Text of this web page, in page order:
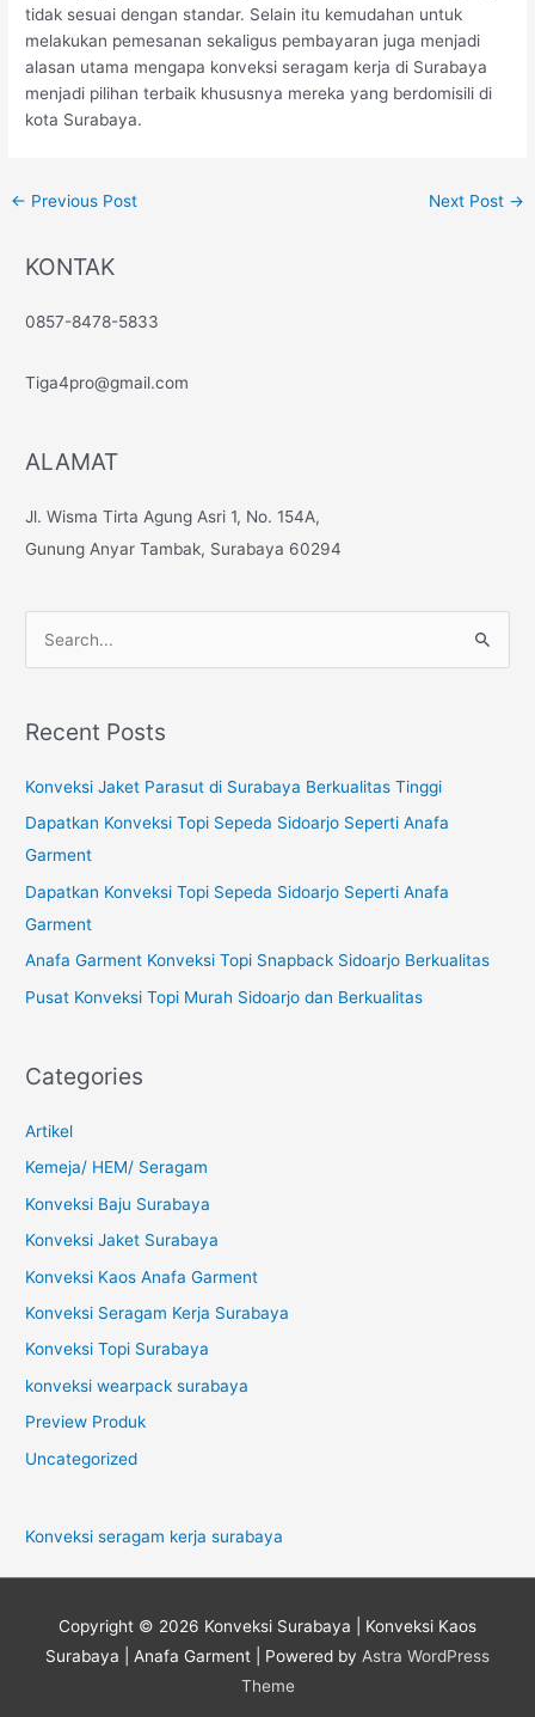
tidak sesuai dengan standar. Selain itu kemudahan untuk
melakukan pemesanan sekaligus pembayaran juga menjadi
alasan utama mengapa konveksi seragam kerja di Surabaya
menjadi pilihan terbaik khususnya mereka yang berdomisili di
kota Surabaya.
← Previous Post Next Post →
KONTAK
0857-8478-5833
Tiga4pro@gmail.com
ALAMAT
Jl. Wisma Tirta Agung Asri 1, No. 154A,
Gunung Anyar Tambak, Surabaya 60294
r
r
:
Recent Posts
Konveksi Jaket Parasut di Surabaya Berkualitas Tinggi
Dapatkan Konveksi Topi Sepeda Sidoarjo Seperti Anafa
Garment
Dapatkan Konveksi Topi Sepeda Sidoarjo Seperti Anafa
Garment
Anafa Garment Konveksi Topi Snapback Sidoarjo Berkualitas
Pusat Konveksi Topi Murah Sidoarjo dan Berkualitas
Categories
Artikel
Kemeja/ HEM/ Seragam
Konveksi Baju Surabaya
Konveksi Jaket Surabaya
Konveksi Kaos Anafa Garment
Konveksi Seragam Kerja Surabaya
Konveksi Topi Surabaya
konveksi wearpack surabaya
Preview Produk
Uncategorized
Konveksi seragam kerja surabaya
Copyright © 2026 Konveksi Surabaya | Konveksi Kaos
Surabaya | Anafa Garment | Powered by Astra WordPress
Theme